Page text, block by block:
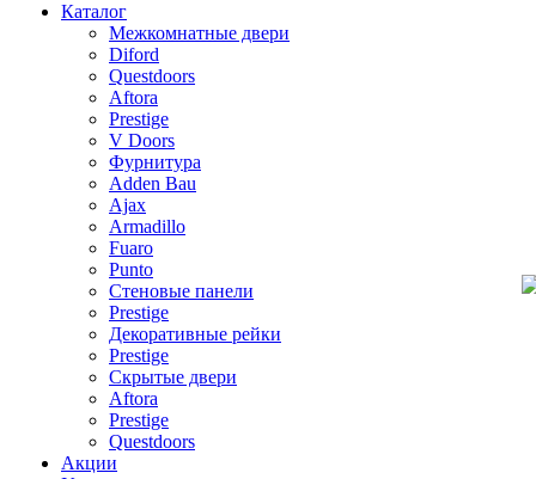
Каталог
Межкомнатные двери
Diford
Questdoors
Aftora
Prestige
V Doors
Фурнитура
Adden Bau
Ajax
Armadillo
Fuaro
Punto
Стеновые панели
Prestige
Декоративные рейки
Prestige
Скрытые двери
Aftora
Prestige
Questdoors
Акции